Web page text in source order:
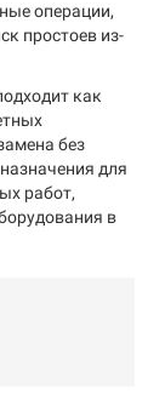
операции,
простоев из-
как
без
для
работ,
в